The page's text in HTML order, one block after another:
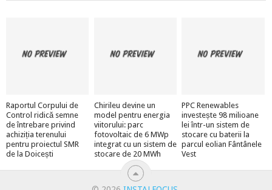
Raportul Corpului de
Control ridică semne
de întrebare privind
achiziția terenului
pentru proiectul SMR
de la Doicești
Chirileu devine un
model pentru energia
viitorului: parc
fotovoltaic de 6 MWp
integrat cu un sistem de
stocare de 20 MWh
PPC Renewables
investește 98 milioane
lei într-un sistem de
stocare cu baterii la
parcul eolian Fântânele
Vest